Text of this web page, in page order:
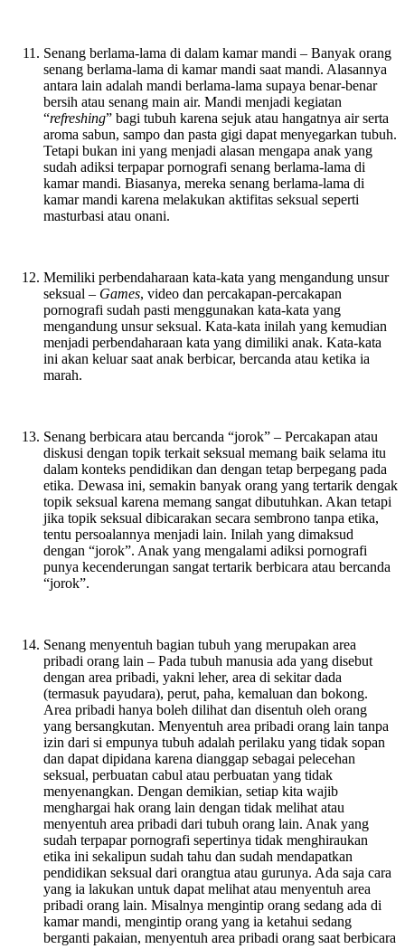
Senang berlama-lama di dalam kamar mandi – Banyak orang
senang berlama-lama di kamar mandi saat mandi. Alasannya
antara lain adalah mandi berlama-lama supaya benar-benar
bersih atau senang main air. Mandi menjadi kegiatan
“refreshing” bagi tubuh karena sejuk atau hangatnya air serta
aroma sabun, sampo dan pasta gigi dapat menyegarkan tubuh.
Tetapi bukan ini yang menjadi alasan mengapa anak yang
sudah adiksi terpapar pornografi senang berlama-lama di
kamar mandi. Biasanya, mereka senang berlama-lama di
kamar mandi karena melakukan aktifitas seksual seperti
masturbasi atau onani.
Memiliki perbendaharaan kata-kata yang mengandung unsur
seksual – Games, video dan percakapan-percakapan
pornografi sudah pasti menggunakan kata-kata yang
mengandung unsur seksual. Kata-kata inilah yang kemudian
menjadi perbendaharaan kata yang dimiliki anak. Kata-kata
ini akan keluar saat anak berbicar, bercanda atau ketika ia
marah.
Senang berbicara atau bercanda “jorok” – Percakapan atau
diskusi dengan topik terkait seksual memang baik selama itu
dalam konteks pendidikan dan dengan tetap berpegang pada
etika. Dewasa ini, semakin banyak orang yang tertarik dengak
topik seksual karena memang sangat dibutuhkan. Akan tetapi
jika topik seksual dibicarakan secara sembrono tanpa etika,
tentu persoalannya menjadi lain. Inilah yang dimaksud
dengan “jorok”. Anak yang mengalami adiksi pornografi
punya kecenderungan sangat tertarik berbicara atau bercanda
“jorok”.
Senang menyentuh bagian tubuh yang merupakan area
pribadi orang lain – Pada tubuh manusia ada yang disebut
dengan area pribadi, yakni leher, area di sekitar dada
(termasuk payudara), perut, paha, kemaluan dan bokong.
Area pribadi hanya boleh dilihat dan disentuh oleh orang
yang bersangkutan. Menyentuh area pribadi orang lain tanpa
izin dari si empunya tubuh adalah perilaku yang tidak sopan
dan dapat dipidana karena dianggap sebagai pelecehan
seksual, perbuatan cabul atau perbuatan yang tidak
menyenangkan. Dengan demikian, setiap kita wajib
menghargai hak orang lain dengan tidak melihat atau
menyentuh area pribadi dari tubuh orang lain. Anak yang
sudah terpapar pornografi sepertinya tidak menghiraukan
etika ini sekalipun sudah tahu dan sudah mendapatkan
pendidikan seksual dari orangtua atau gurunya. Ada saja cara
yang ia lakukan untuk dapat melihat atau menyentuh area
pribadi orang lain. Misalnya mengintip orang sedang ada di
kamar mandi, mengintip orang yang ia ketahui sedang
berganti pakaian, menyentuh area pribadi orang saat berbicara